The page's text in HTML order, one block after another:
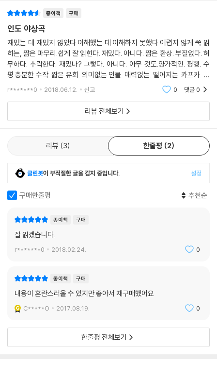
친구의 자리로 탈바꿈하게 되는 이 질문은, 그간 여행하면서 주체와 탐색
블랑쇼는 “문학이 하나의 질문이 되는 순간, 문학은 시작된다”라고 했다.
이 말의 문학적 현현이 바로 『인도 야상곡』이라 할 수 있다. 그리하여 타부
키는 “이 책은 논북non-book이다. 결말을 회피하면서, 끊임없이 질문을
향해 나아가가는 책이다”라고 했다. 이 소설은 작가가 소설 안에서 동시에
소설을 쓰는, 끊임없이 책 바깥으로 그 프레임을 확장시키고 있는 열린 픽
션의 세계를 보여준다. 즉 대답하는 순간 다시 질문이 태어나는 이야기, 뫼
비우스의 띠처럼 책의 시작과 끝, 책의 안팎이 서로 꼬리를 물고 있다. 밤
은, 그리하여 질문하는 자의 밤은, 그 밤을 밝히는 하나의 야상곡이다. 책장
타부키는 1995년 프랑스 저널리스트이자 알마 출판사 공동창립자인 카트
지 않는다…… 죄의식은 이성적으로 설명하기 힘든 어떤 감정으로서, 세계
재했을 수도 있거나 존재하지 않았던 것들에 대한 애석함이다”라고 말한
바 있다. 그의 문학관은 이 책의 제사―“잠 못 이루는 사람들은 많든 적든
게 한다”―로 쓰인 모리스 블랑쇼의 말과 일맥상통한다. 즉 타부키는 이
자체가 하나의 여행임을 보여준다. 이 여행을 추동시키는 힘은 무無에 노
출된 유한한 존재의 회한과 상실에서 비롯하는 향수의 감정으로 나타나기
기도 한다.
다.” 불면은 고대 그리스와 로마 비극에서부터 드러나듯, 지금 여기의 삶을
고뇌하는 자들의 공통된 징후다. 그들은 비몽사몽간에 현실을 영위한다.
종이책 구매
인도 야상곡
재밌는 데 재밌지 않았다.이해했는 데 이해하지 못했다.어렵지 않게 쭉 읽
히는, 짧은 마무리.쉽게 잘 읽힌다. 재밌다. 아니다. 짧은 환상. 부질없다. 허
무하다. 추락한다. 재밌나? 그렇다. 아니다. 아무 것도.양가적인. 평행. 수
평.충분한 수작. 짧은 유희. 의미없는 인물. 매력없는. 떨어지는. 카프카. 농
담. 유머가 없는.인도. 추적과 여행. 환상과 꿈. 연쇄와 미스터리. 추적과 여
r*******0 2018.06.12. 신고 0 댓글0
리뷰 전체보기
리뷰 3 한줄평 2
클린봇이 부적절한 글을 감지 중입니다. 설정
구매한줄평 추천순
종이책 구매
잘 읽겠습니다.
r*******0 2018.02.24. 0
종이책 구매
내용이 혼란스러울 수 있지만 좋아서 재구매했어요
C*****O 2017.08.19. 0
한줄평 전체보기